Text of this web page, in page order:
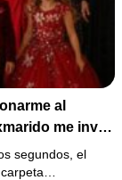
al
me invitó
burlarse
sin hijos. Lo
segundos, el